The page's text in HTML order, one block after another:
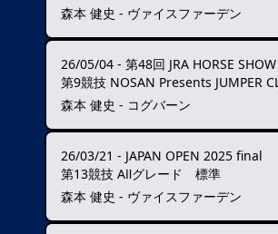
森本 健史 - ヴァイスファーデン
26/05/04 - 第48回 JRA HORSE SHOW
森本 健史 - コグバーン
26/03/21 - JAPAN OPEN 2025 final
第13競技 AⅡグレード 標準
森本 健史 - ヴァイスファーデン